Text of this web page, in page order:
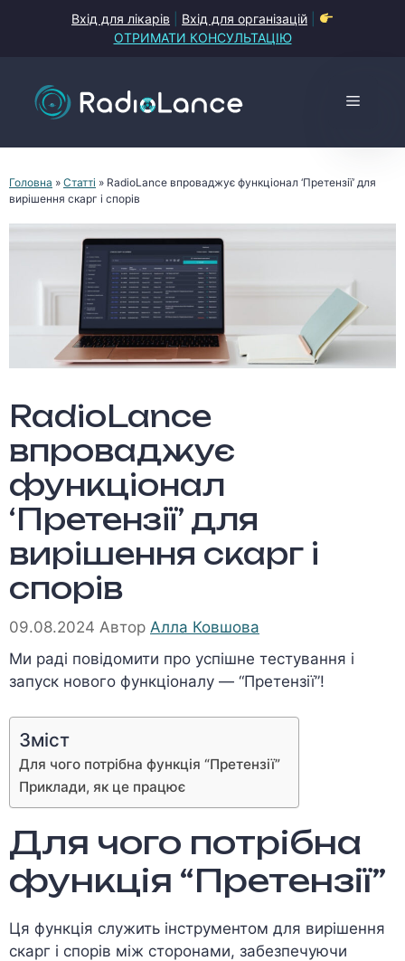
Вхід для лікарів Вхід для організацій
ОТРИМАТИ КОНСУЛЬТАЦІЮ
Меню
Головна » Статті » RadioLance впроваджує функціонал ‘Претензії’ для
вирішення скарг і спорів
RadioLance
впроваджує
функціонал
‘Претензії’ для
вирішення скарг і
спорів
09.08.2024 Автор Алла Ковшова
Ми раді повідомити про успішне тестування і
запуск нового функціоналу — “Претензії”!
Зміст
Для чого потрібна функція “Претензії”
Приклади, як це працює
Для чого потрібна
функція “Претензії”
Ця функція служить інструментом для вирішення
скарг і спорів між сторонами, забезпечуючи